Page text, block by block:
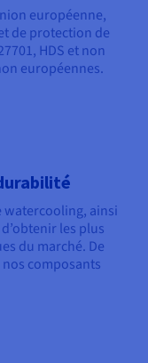
européenne,
de protection de
HDS et non
européennes.
ainsi
les plus
du marché. De
composants